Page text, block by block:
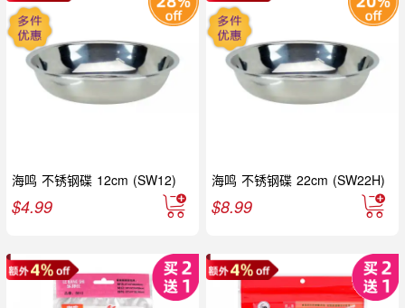
海鸣 不锈钢碟 12cm (SW12)
$4.99
海鸣 不锈钢碟 22cm (SW22H)
$8.99